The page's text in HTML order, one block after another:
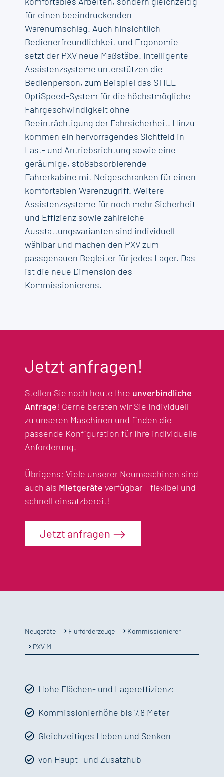
für einen beeindruckenden
Warenumschlag. Auch hinsichtlich
Bedienerfreundlichkeit und Ergonomie
setzt der PXV neue Maßstäbe. Intelligente
Assistenzsysteme unterstützen die
Bedienperson, zum Beispiel das STILL
OptiSpeed-System für die höchstmögliche
Fahrgeschwindigkeit ohne
Beeinträchtigung der Fahrsicherheit. Hinzu
kommen ein hervorragendes Sichtfeld in
Last- und Antriebsrichtung sowie eine
geräumige, stoßabsorbierende
Fahrerkabine mit Neigeschranken für einen
komfortablen Warenzugriff. Weitere
Assistenzsysteme für noch mehr Sicherheit
und Effizienz sowie zahlreiche
Ausstattungsvarianten sind individuell
wählbar und machen den PXV zum
passgenauen Begleiter für jedes Lager. Das
ist die neue Dimension des
Kommissionierens.
Jetzt anfragen!
Stellen Sie noch heute Ihre unverbindliche
Anfrage! Gerne beraten wir Sie individuell
zu unseren Maschinen und finden die
passende Konfiguration für Ihre individuelle
Anforderung.
Übrigens: Viele unserer Neumaschinen sind
auch als Mietgeräte verfügbar – flexibel und
schnell einsatzbereit!
Jetzt anfragen
Neugeräte Flurförderzeuge
Kommissionierer
PXV M
Hohe Flächen- und Lagereffizienz:
Kommissionierhöhe bis 7,8 Meter
Gleichzeitiges Heben und Senken
von Haupt- und Zusatzhub